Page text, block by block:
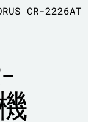
CR-2226AT